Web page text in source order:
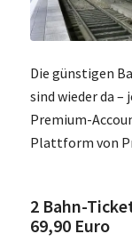
Die günstigen
sind wieder da
Premium-
Plattform von
2 Bahn-
69,90 Euro